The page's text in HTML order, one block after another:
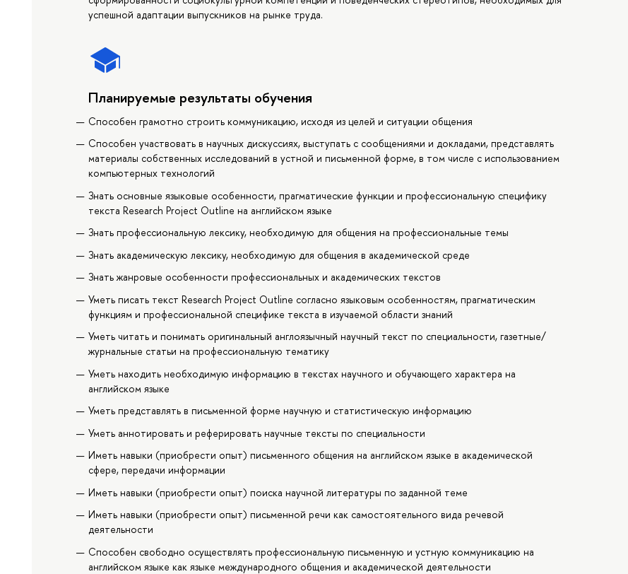
успешной адаптации выпускников на рынке труда.
Планируемые результаты обучения
Способен грамотно строить коммуникацию, исходя из целей и ситуации общения
Способен участвовать в научных дискуссиях, выступать с сообщениями и докладами, представлять
материалы собственных исследований в устной и письменной форме, в том числе с использованием
компьютерных технологий
Знать основные языковые особенности, прагматические функции и профессиональную специфику
текста Research Project Outline на английском языке
Знать профессиональную лексику, необходимую для общения на профессиональные темы
Знать академическую лексику, необходимую для общения в академической среде
Знать жанровые особенности профессиональных и академических текстов
Уметь писать текст Research Project Outline согласно языковым особенностям, прагматическим
функциям и профессиональной специфике текста в изучаемой области знаний
Уметь читать и понимать оригинальный англоязычный научный текст по специальности, газетные/
журнальные статьи на профессиональную тематику
Уметь находить необходимую информацию в текстах научного и обучающего характера на
английском языке
Уметь представлять в письменной форме научную и статистическую информацию
Уметь аннотировать и реферировать научные тексты по специальности
Иметь навыки (приобрести опыт) письменного общения на английском языке в академической
сфере, передачи информации
Иметь навыки (приобрести опыт) поиска научной литературы по заданной теме
Иметь навыки (приобрести опыт) письменной речи как самостоятельного вида речевой
деятельности
Способен свободно осуществлять профессиональную письменную и устную коммуникацию на
английском языке как языке международного общения и академической деятельности